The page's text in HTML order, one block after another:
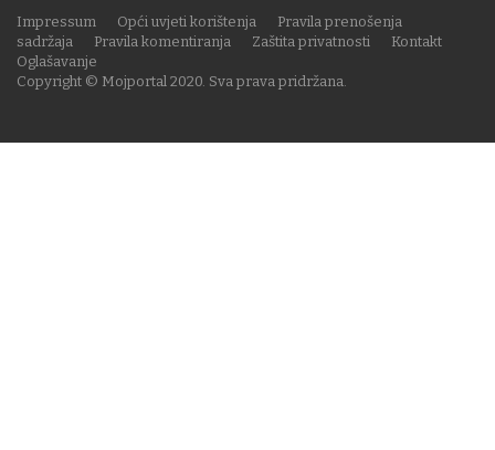
Copyright © Mojportal 2020. Sva prava pridržana.
Impressum Opći uvjeti korištenja
Pravila prenošenja
sadržaja
Pravila komentiranja Zaštita privatnosti
Kontakt
Oglašavanje